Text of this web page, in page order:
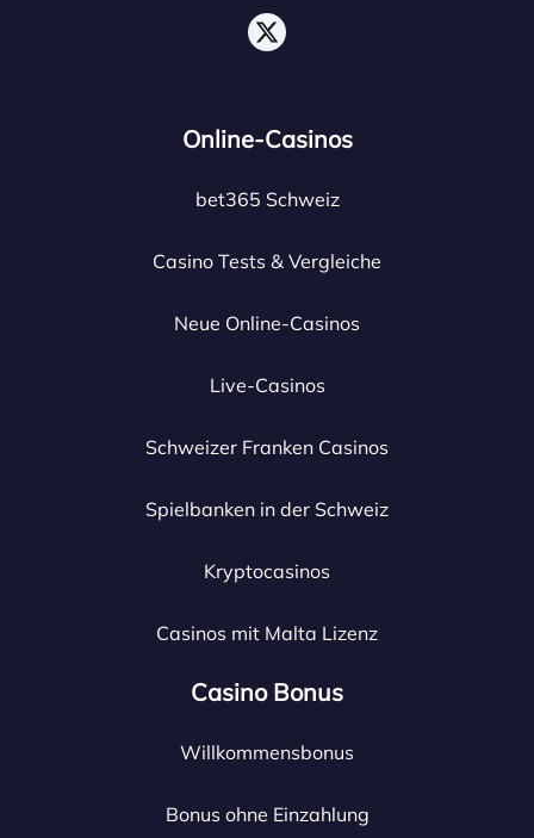
Online-Casinos
bet365 Schweiz
Casino Tests & Vergleiche
Neue Online-Casinos
Live-Casinos
Schweizer Franken Casinos
Spielbanken in der Schweiz
Kryptocasinos
Casinos mit Malta Lizenz
Casino Bonus
Willkommensbonus
Bonus ohne Einzahlung